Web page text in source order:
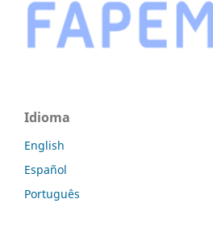
Idioma
English
Español
Português